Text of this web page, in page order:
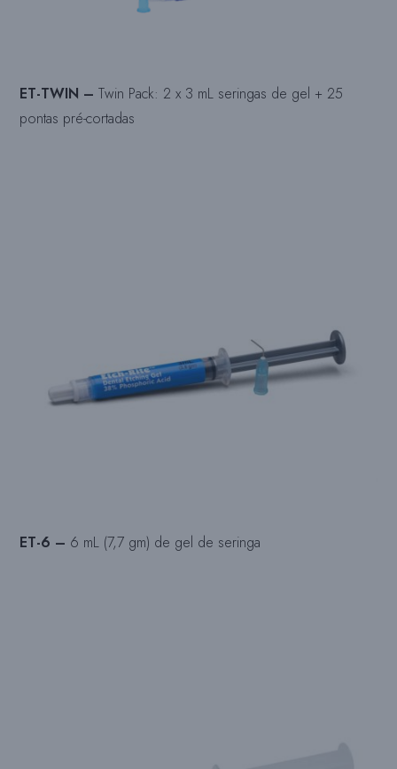
ET-TWIN – Twin Pack: 2 x 3 mL seringas de gel + 25
pontas pré-cortadas
ET-6 – 6 mL (7,7 gm) de gel de seringa